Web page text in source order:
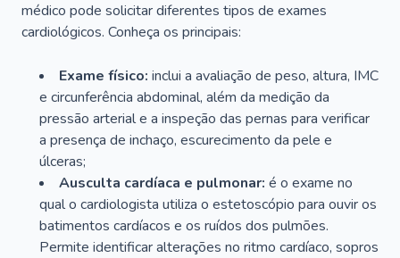
médico pode solicitar diferentes tipos de exames
cardiológicos. Conheça os principais:
Exame físico: inclui a avaliação de peso, altura, IMC
e circunferência abdominal, além da medição da
pressão arterial e a inspeção das pernas para verificar
a presença de inchaço, escurecimento da pele e
úlceras;
Ausculta cardíaca e pulmonar: é o exame no
qual o cardiologista utiliza o estetoscópio para ouvir os
batimentos cardíacos e os ruídos dos pulmões.
Permite identificar alterações no ritmo cardíaco, sopros